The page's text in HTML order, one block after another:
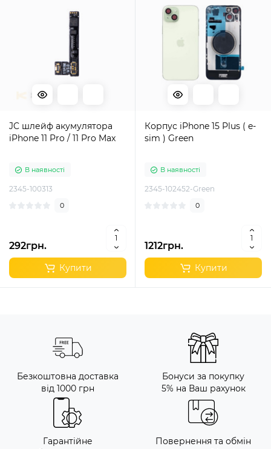
JC шлейф акумулятора
iPhone 11 Pro / 11 Pro Max
В наявності
2345-100313
0
292грн.
Купити
Корпус iPhone 15 Plus ( e-
sim ) Green
В наявності
2345-102452-Green
0
1212грн.
Купити
Безкоштовна доставка
від 1000 грн
Бонуси за покупку
5% на Ваш рахунок
Гарантійне
Повернення та обмін